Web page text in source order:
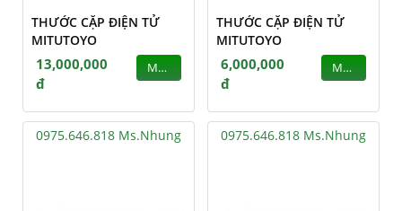
THƯỚC CẶP ĐIỆN TỬ
MITUTOYO
13,000,000
đ
MUA
THƯỚC CẶP ĐIỆN TỬ
MITUTOYO
6,000,000
đ
MUA
0975.646.818 Ms.Nhung 0975.646.818 Ms.Nhung